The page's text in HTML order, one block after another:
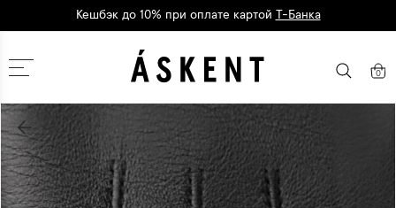
Кешбэк до 10% при оплате картой Т-Банка
Москва 0